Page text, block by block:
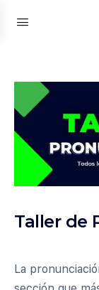
Taller de
La